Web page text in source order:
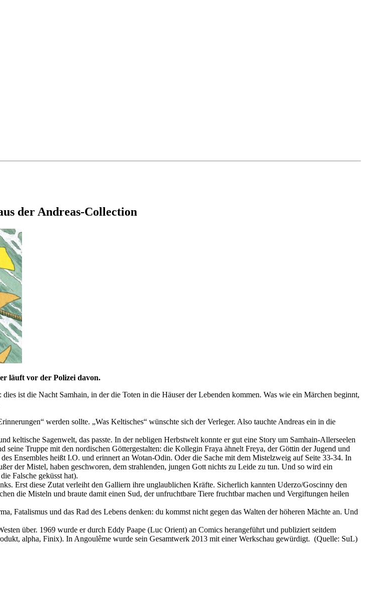
der Andreas-Collection
läuft vor der Polizei davon.
ist die Nacht Samhain, in der die Toten in die Häuser der Lebenden kommen. Was wie ein Märchen beginnt,
werden sollte. „Was Keltisches“ wünschte sich der Verleger. Also tauchte Andreas ein in die
keltische Sagenwelt, das passte. In der nebligen Herbstwelt konnte er gut eine Story um Samhain-Allerseelen
Truppe mit den nordischen Göttergestalten: die Kollegin Fraya ähnelt Freya, der Göttin der Jugend und
Ensembles heißt I.O. und erinnert an Wotan-Odin. Oder die Sache mit dem Mistelzweig auf Seite 33-34. In
der Mistel, haben geschworen, dem strahlenden, jungen Gott nichts zu Leide zu tun. Und so wird ein
Falsche geküsst hat).
Erst diese Zutat verleiht den Galliern ihre unglaublichen Kräfte. Sicherlich kannten Uderzo/Goscinny den
die Misteln und braute damit einen Sud, der unfruchtbare Tiere fruchtbar machen und Vergiftungen heilen
Fatalismus und das Rad des Lebens denken: du kommst nicht gegen das Walten der höheren Mächte an. Und
über. 1969 wurde er durch Eddy Paape (Luc Orient) an Comics herangeführt und publiziert seitdem
alpha, Finix). In Angoulême wurde sein Gesamtwerk 2013 mit einer Werkschau gewürdigt. (Quelle: SuL)